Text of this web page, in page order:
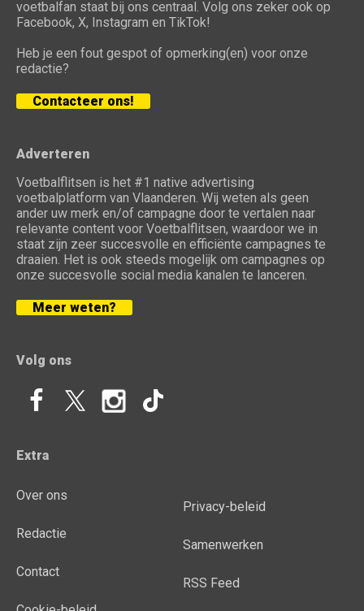
voetbalfan staat bij ons centraal. Volg ons zeker ook op
Facebook, X, Instagram en TikTok!
Heb je een fout gespot of opmerking(en) voor onze
redactie?
Contacteer ons!
Adverteren
Voetbalflitsen is het #1 native advertising
voetbalplatform van Vlaanderen. Wij weten als geen
ander uw merk en/of campagne door te vertalen naar
relevante content voor Voetbalflitsen, waardoor we in
staat zijn zeer succesvolle en efficiënte campagnes te
draaien. Het is ook steeds mogelijk om campagnes op
onze succesvolle social media kanalen te lanceren.
Meer weten?
Volg ons
Extra
Over ons
Redactie
Contact
Privacy-beleid
Samenwerken
RSS Feed